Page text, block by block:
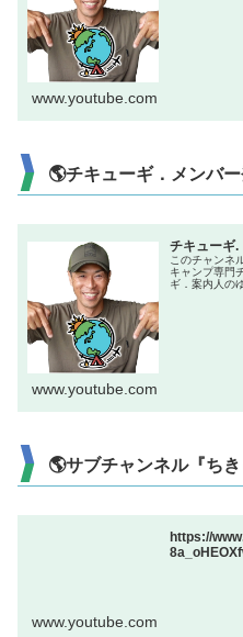
www.youtube.com
🌎チキューギ．メンバ
チキューギ.
このチャンネ
キャンプ専門
ギ．案内人の
www.youtube.com
🌎サブチャンネル『ち
https://
www.youtube.com